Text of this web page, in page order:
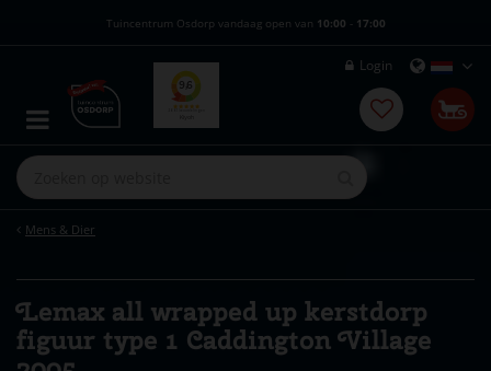
Mens & Dier
Tuincentrum Osdorp vandaag open van 10:00 - 17:00
Login
Lemax all wrapped up kerstdorp
figuur type 1 Caddington Village